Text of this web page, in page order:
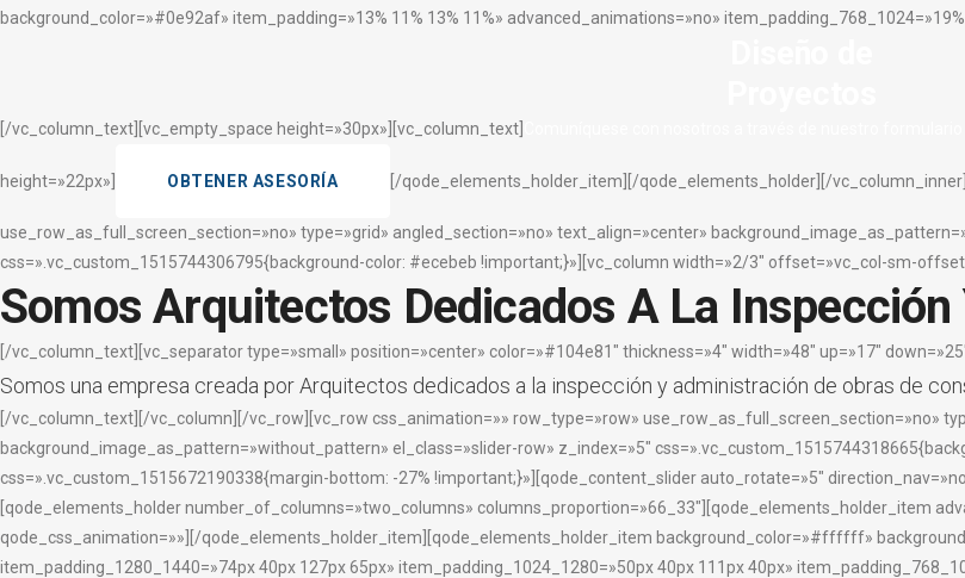
background_color=»#0e92af» item_padding=»13% 11% 13% 11%» advanced_animations=»no»
[/vc_column_text][vc_empty_space height=»30px»][vc_column_text]
height=»22px»] OBTENER ASESORÍA [/qode_elements_holder_item][/qode_elements_holder][/
use_row_as_full_screen_section=»no» type=»grid» angled_section=»no» text_align=»center»
css=».vc_custom_1515744306795{background-color: #ecebeb !important;}»][vc_column width=»2/3″ offset=»vc_col-sm-
Somos Arquitectos Dedicados A La
[/vc_column_text][vc_separator type=»small» position=»center» color=»#104e81″ thickness=»4″ width=»48″ up=»17″
Somos una empresa creada por Arquitectos dedicados a la inspección y administración de obras de
[/vc_column_text][/vc_column][/vc_row][vc_row css_animation=»» row_type=»row» use_row_as_full_screen_section=»no»
background_image_as_pattern=»without_pattern» el_class=»slider-row» z_index=»5″
css=».vc_custom_1515672190338{margin-bottom: -27% !important;}»][qode_content_slider auto_rotate=»5″
[qode_elements_holder number_of_columns=»two_columns» columns_proportion=»66_33″][qode_elements_holder_item
qode_css_animation=»»][/qode_elements_holder_item][qode_elements_holder_item background_color=»#ffffff»
item_padding_1280_1440=»74px 40px 127px 65px» item_padding_1024_1280=»50px 40px 111px 40px»